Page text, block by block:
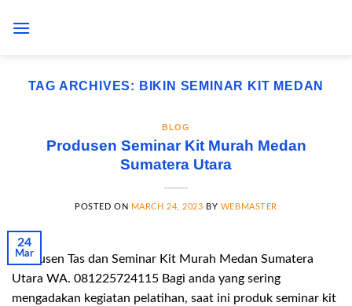
TAG ARCHIVES: BIKIN SEMINAR KIT MEDAN
BLOG
Produsen Seminar Kit Murah Medan
Sumatera Utara
POSTED ON MARCH 24, 2023 BY WEBMASTER
24
Mar
Produsen Tas dan Seminar Kit Murah Medan Sumatera
Utara WA. 081225724115 Bagi anda yang sering
mengadakan kegiatan pelatihan, saat ini produk seminar kit